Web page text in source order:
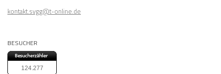
kontakt.svgg@t-online.de
BESUCHER
124.277